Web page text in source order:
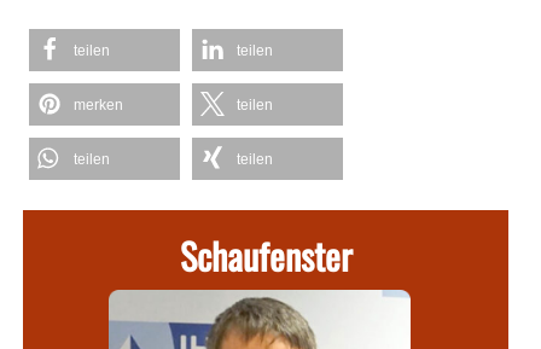
teilen teilen
merken teilen
teilen teilen
Schaufenster